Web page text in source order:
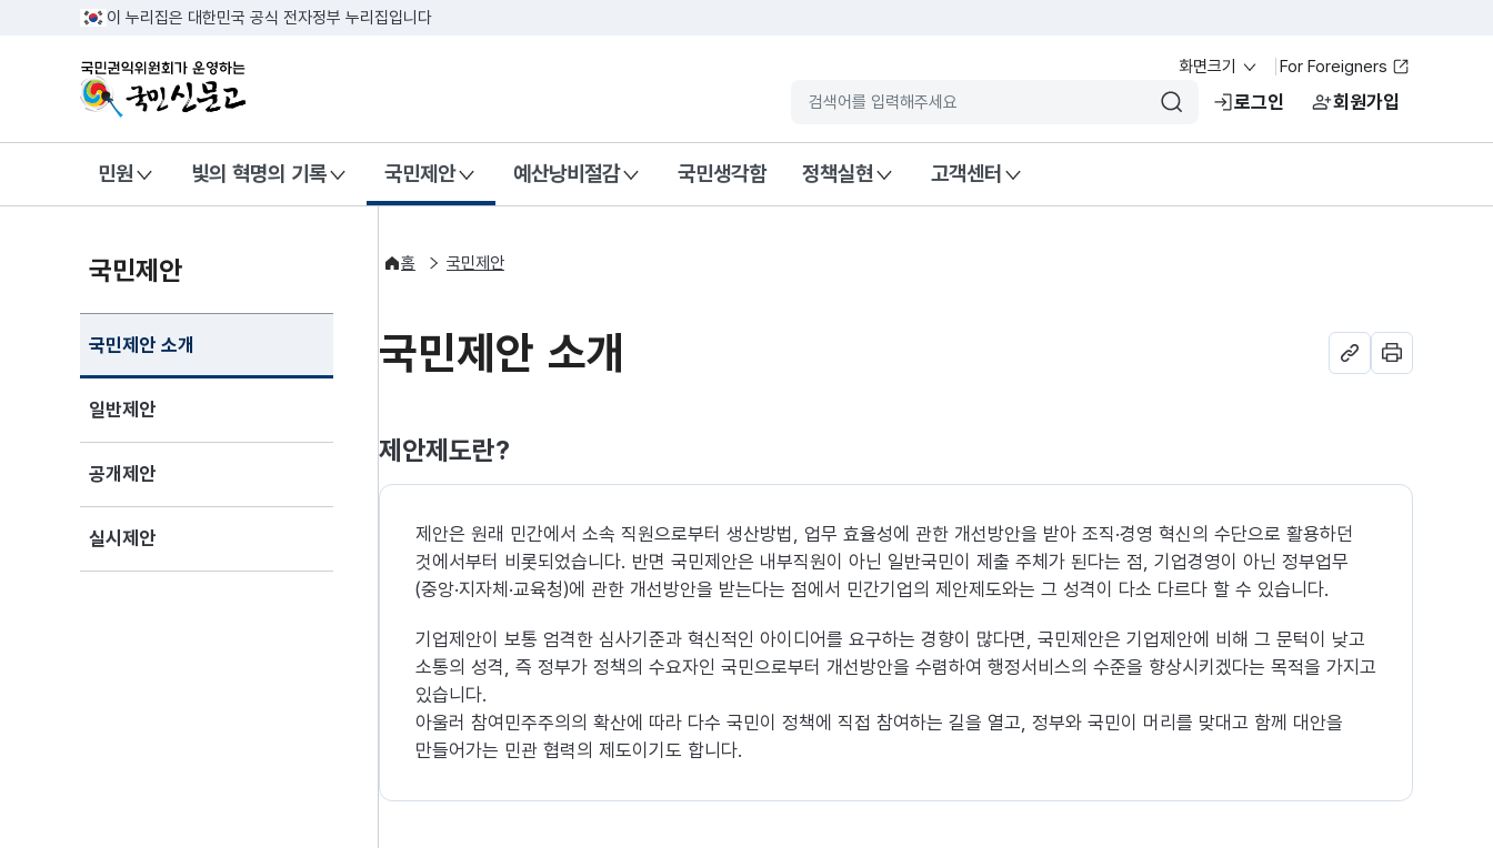
복영역 건너뛰기이 누리집은 대한민국 공식 전자정부 누리집입니다
국민권익위원회가 운영하는 국민신문고 화면크기 For Foreigners
입력 검색어 초기화
검색
로그인 회원가입
민원 빛의 혁명의 기록 국민제안 예산낭비절감 국민생각함 정책실현 고객센터
국민제안
국민제안 소개
일반제안
공개제안
실시제안
홈 국민제안
국민제안 소개
제안제도란?
제안은 원래 민간에서 소속 직원으로부터 생산방법, 업무 효율성에 관한 개선방안을 받아 조직·경영 혁신의 수단으로 활용하던
것에서부터 비롯되었습니다. 반면 국민제안은 내부직원이 아닌 일반국민이 제출 주체가 된다는 점, 기업경영이 아닌 정부업무
(중앙·지자체·교육청)에 관한 개선방안을 받는다는 점에서 민간기업의 제안제도와는 그 성격이 다소 다르다 할 수 있습니다.
기업제안이 보통 엄격한 심사기준과 혁신적인 아이디어를 요구하는 경향이 많다면, 국민제안은 기업제안에 비해 그 문턱이 낮고
소통의 성격, 즉 정부가 정책의 수요자인 국민으로부터 개선방안을 수렴하여 행정서비스의 수준을 향상시키겠다는 목적을 가지고
있습니다.
아울러 참여민주주의의 확산에 따라 다수 국민이 정책에 직접 참여하는 길을 열고, 정부와 국민이 머리를 맞대고 함께 대안을
만들어가는 민관 협력의 제도이기도 합니다.